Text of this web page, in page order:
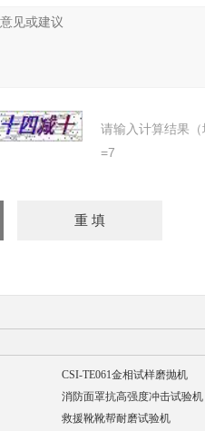
请输入计算结果
=7
CSI-TE061金相试样磨抛机
消防面罩抗高强度冲击试验机
救援靴靴帮耐磨试验机